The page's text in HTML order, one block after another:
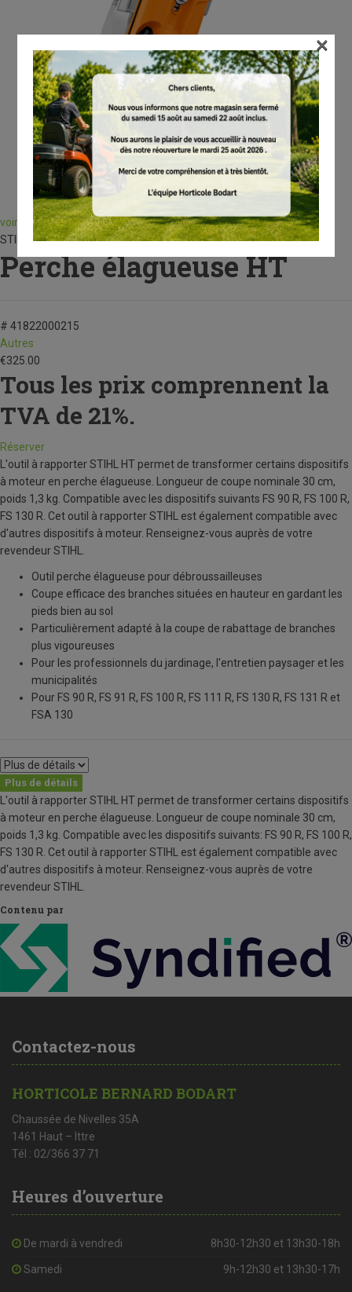
voir en taille réelle
STIHL
Perche élagueuse HT
# 41822000215
Autres
€325.00
Tous les prix comprennent la
TVA de 21%.
Réserver
L'outil à rapporter STIHL HT permet de transformer certains dispositifs
à moteur en perche élagueuse. Longueur de coupe nominale 30 cm,
poids 1,3 kg. Compatible avec les dispositifs suivants FS 90 R, FS 100 R,
FS 130 R. Cet outil à rapporter STIHL est également compatible avec
d'autres dispositifs à moteur. Renseignez-vous auprès de votre
revendeur STIHL.
Outil perche élagueuse pour débroussailleuses
Coupe efficace des branches situées en hauteur en gardant les
pieds bien au sol
Particulièrement adapté à la coupe de rabattage de branches
plus vigoureuses
Pour les professionnels du jardinage, l'entretien paysager et les
municipalités
Pour FS 90 R, FS 91 R, FS 100 R, FS 111 R, FS 130 R, FS 131 R et
FSA 130
Plus de détails
L'outil à rapporter STIHL HT permet de transformer certains dispositifs
à moteur en perche élagueuse. Longueur de coupe nominale 30 cm,
poids 1,3 kg. Compatible avec les dispositifs suivants: FS 90 R, FS 100 R,
FS 130 R. Cet outil à rapporter STIHL est également compatible avec
d'autres dispositifs à moteur. Renseignez-vous auprès de votre
revendeur STIHL.
Contenu par
Contactez-nous
HORTICOLE BERNARD BODART
Chaussée de Nivelles 35A
1461 Haut – Ittre
Tél : 02/366 37 71
Heures d’ouverture
De mardi à vendredi 8h30-12h30 et 13h30-18h
Samedi 9h-12h30 et 13h30-17h
×